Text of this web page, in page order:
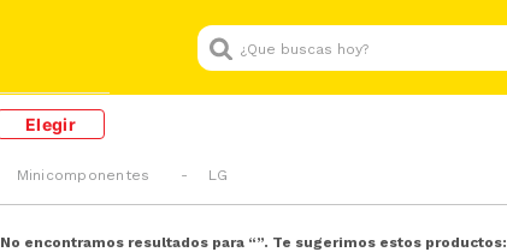
¿Que buscas hoy?
Elegir
Minicomponentes LG
No encontramos resultados para “”. Te sugerimos estos productos: